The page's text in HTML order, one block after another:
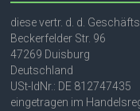
diese vertr. d. d.
Beckerfelder Str. 96
47269 Duisburg
Deutschland
USt-IdNr.: DE 812747435
eingetragen im